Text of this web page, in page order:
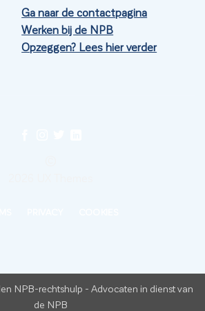
Ga naar de contactpagina
Werken bij de NPB
Opzeggen? Lees hier verder
NPB-rechtshulp - Advocaten in dienst van
de NPB